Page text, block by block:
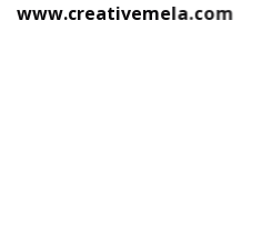
www.creativemela.com